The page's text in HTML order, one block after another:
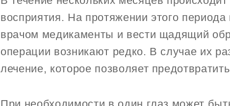
восприятия. На протяжении этого
врачом медикаменты и вести щадящий
операции возникают редко. В случае их
лечение, которое позволяет